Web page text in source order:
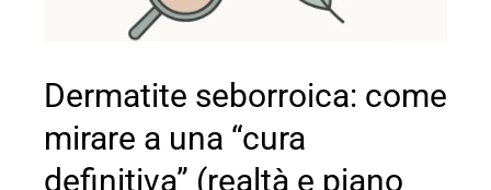
Dermatite seborroica: come
mirare a una “cura
definitiva” (realtà e piano